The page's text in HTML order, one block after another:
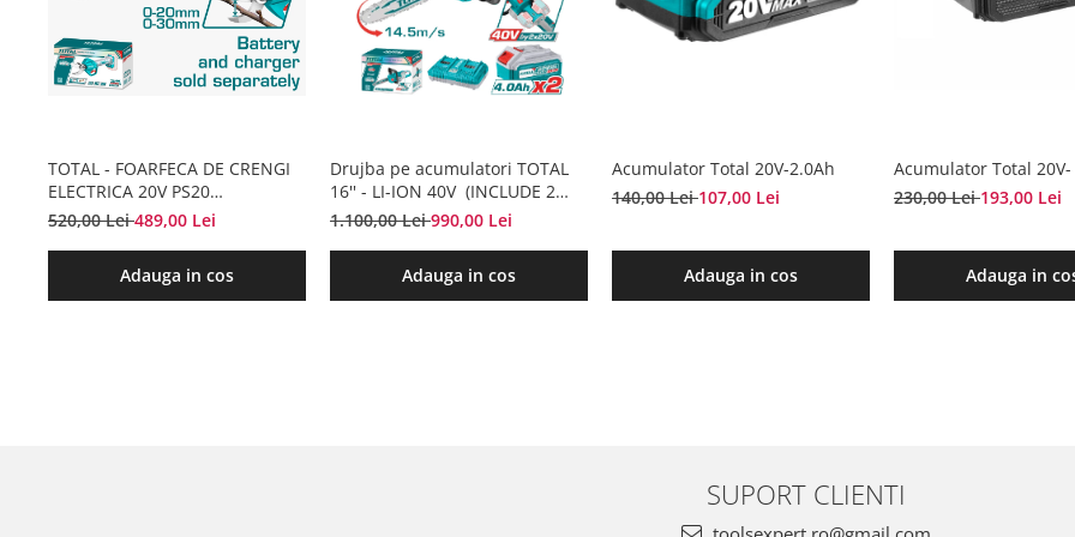
TOTAL - FOARFECA DE CRENGI
ELECTRICA 20V PS20
(NUINCLUDE ACUMULATOR SI
520,00 Lei489,00 Lei
Adauga in cos
Drujba pe acumulatori TOTAL
16'' - LI-ION 40V (INCLUDE 2
ACUMULATORI + 1
1.100,00 Lei990,00 Lei
Adauga in cos
Acumulator Total 20V-2.0Ah
140,00 Lei107,00 Lei
Adauga in cos
Acumulator Total 20V-
230,00 Lei193,00 Lei
Adauga in
SUPORT CLIENTI